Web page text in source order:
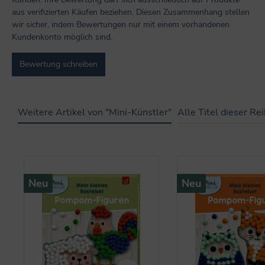
aus verifizierten Käufen beziehen. Diesen Zusammenhang stellen
wir sicher, indem Bewertungen nur mit einem vorhandenen
Kundenkonto möglich sind.
Bewertung schreiben
Weitere Artikel von "Mini-Künstler" Alle Titel dieser
Neu Neu